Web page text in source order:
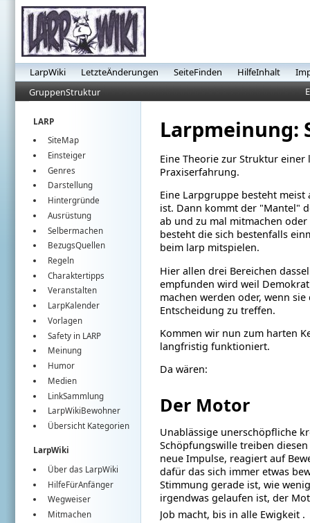
LarpWiki LetzteÄnderungen SeiteFinden HilfeInhalt
GruppenStruktur
LARP
SiteMap
Einsteiger
Genres
Darstellung
Hintergründe
Ausrüstung
Selbermachen
BezugsQuellen
Regeln
Charaktertipps
Veranstalten
LarpKalender
Vorlagen
Safety in LARP
Meinung
Humor
Medien
LinkSammlung
LarpWikiBewohner
Übersicht Kategorien
LarpWiki
Über das LarpWiki
HilfeFürAnfänger
Wegweiser
Mitmachen
Larpmeinung:
Eine Theorie zur Struktur einer
Praxiserfahrung.
Eine Larpgruppe besteht
ist. Dann kommt der "Mantel"
ab und zu mal mitmachen
besteht die sich bestenfalls
beim larp mitspielen.
Hier allen drei Bereichen
empfunden wird weil
machen werden oder, wenn
Entscheidung zu treffen.
Kommen wir nun zum harten
langfristig funktioniert.
Da wären:
Der Motor
Unablässige unerschöpfliche
Schöpfungswille treiben
neue Impulse, reagiert auf
dafür das sich immer etwas
Stimmung gerade ist, wie
irgendwas gelaufen ist, der
Job macht, bis in alle Ewigkeit .